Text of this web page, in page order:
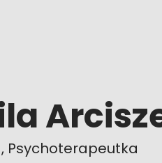
Psychoterapeutka